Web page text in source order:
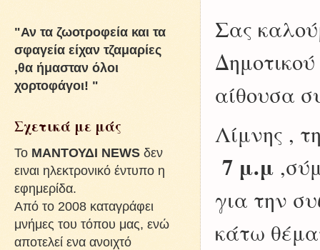
Σας
αίθουσα
Λίμνης ,
7 μ.μ
για την
κάτω
"Αν τα ζωοτροφεία και τα
σφαγεία είχαν τζαμαρίες
,θα ήμασταν όλοι
χορτοφάγοι! "
Σχετικά με μάς
To ΜΑΝΤΟΥΔΙ NEWS δεν
ειναι ηλεκτρονικό έντυπο η
εφημερίδα.
Από το 2008 καταγράφει
μνήμες του τόπου μας, ενώ
αποτελεί ενα ανοιχτό